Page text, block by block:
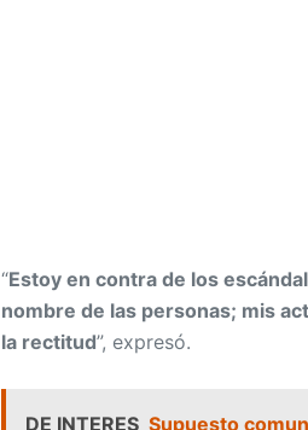
“Estoy en contra de los
nombre de las personas; mis
la rectitud”, expresó.
DE INTERES Supuesto